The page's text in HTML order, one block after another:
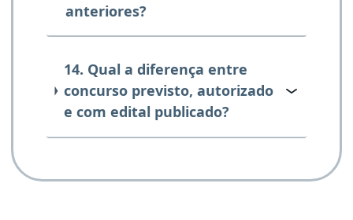
anteriores?
14. Qual a diferença entre
concurso previsto, autorizado
e com edital publicado?